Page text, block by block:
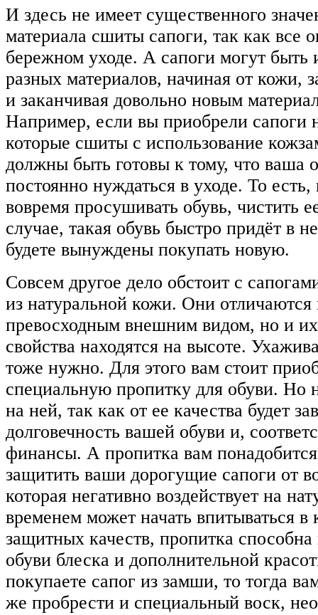
И здесь не имеет существенного
материала сшиты сапоги, так как все
бережном уходе. А сапоги могут быть
разных материалов, начиная от кожи,
и заканчивая довольно новым
Например, если вы приобрели сапоги
которые сшиты с использование
должны быть готовы к тому, что ваша
постоянно нуждаться в уходе. То
вовремя просушивать обувь, чистить
случае, такая обувь быстро придёт в
будете вынуждены покупать новую.
Совсем другое дело обстоит с
из натуральной кожи. Они отличаются
превосходным внешним видом, но и
свойства находятся на высоте.
тоже нужно. Для этого вам стоит
специальную пропитку для обуви. Но
на ней, так как от ее качества будет
долговечность вашей обуви и,
финансы. А пропитка вам
защитить ваши дорогущие сапоги от
которая негативно воздействует на
временем может начать впитываться
защитных качеств, пропитка
обуви блеска и дополнительной
покупаете сапог из замши, то тогда
же пробрести и специальный воск,